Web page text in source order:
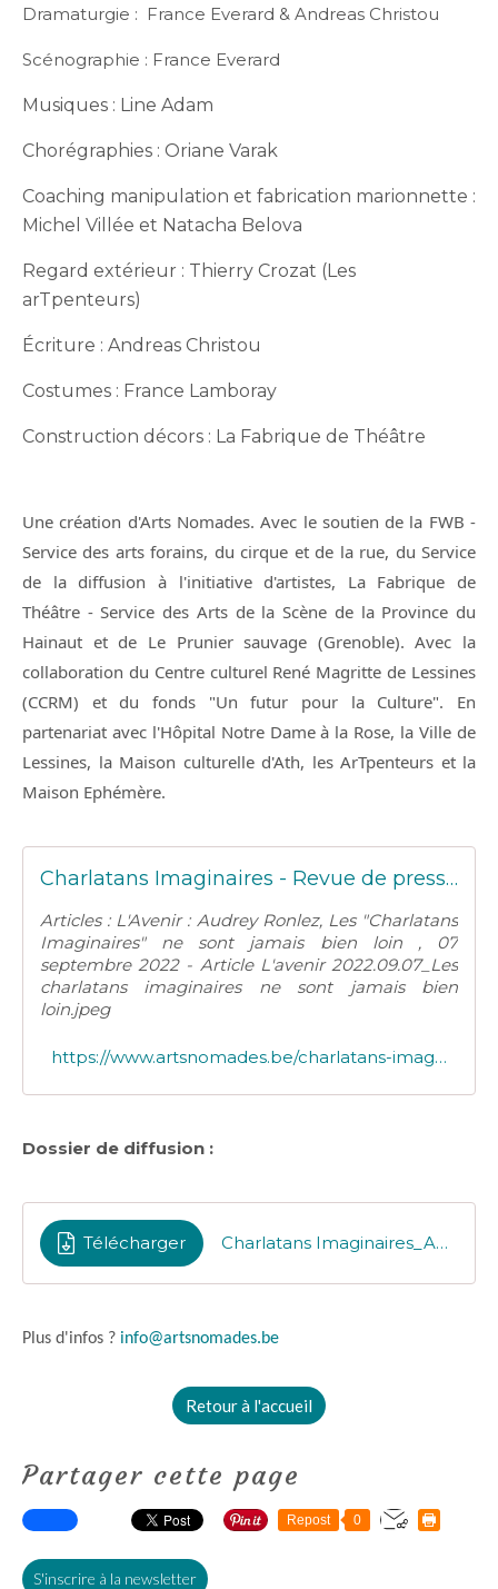
Dramaturgie : France Everard & Andreas Christou
Scénographie : France Everard
Musiques : Line Adam
Chorégraphies : Oriane Varak
Coaching manipulation et fabrication marionnette :
Michel Villée et Natacha Belova
Regard extérieur : Thierry Crozat (Les
arTpenteurs)
Écriture : Andreas Christou
Costumes : France Lamboray
Construction décors : La Fabrique de Théâtre
Une création d'Arts Nomades. Avec le soutien de la FWB -
Service des arts forains, du cirque et de la rue, du Service
de la diffusion à l'initiative d'artistes, La Fabrique de
Théâtre - Service des Arts de la Scène de la Province du
Hainaut et de Le Prunier sauvage (Grenoble). Avec la
collaboration du Centre culturel René Magritte de Lessines
(CCRM) et du fonds "Un futur pour la Culture". En
partenariat avec l'Hôpital Notre Dame à la Rose, la Ville de
Lessines, la Maison culturelle d'Ath, les ArTpenteurs et la
Maison Ephémère.
Charlatans Imaginaires - Revue de presse - Arts Nomades
Articles : L'Avenir : Audrey Ronlez, Les "Charlatans
Imaginaires" ne sont jamais bien loin , 07
septembre 2022 - Article L'avenir 2022.09.07_Les
charlatans imaginaires ne sont jamais bien
loin.jpeg
https://www.artsnomades.be/charlatans-imaginaires-revue-de-presse
Dossier de diffusion :
Télécharger Charlatans Imaginaires_ARTSNOMADES- Dossier diff
Plus d'infos ? info@artsnomades.be
Retour à l'accueil
Partager cette page
Repost 0
S'inscrire à la newsletter